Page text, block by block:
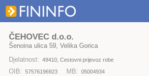
ČEHOVEC d.o.o.
Šenoina ulica 59, Velika Gorica
Djelatnost: 49410, Cestovni prijevoz robe
OIB: 57576196923 MB: 05004934